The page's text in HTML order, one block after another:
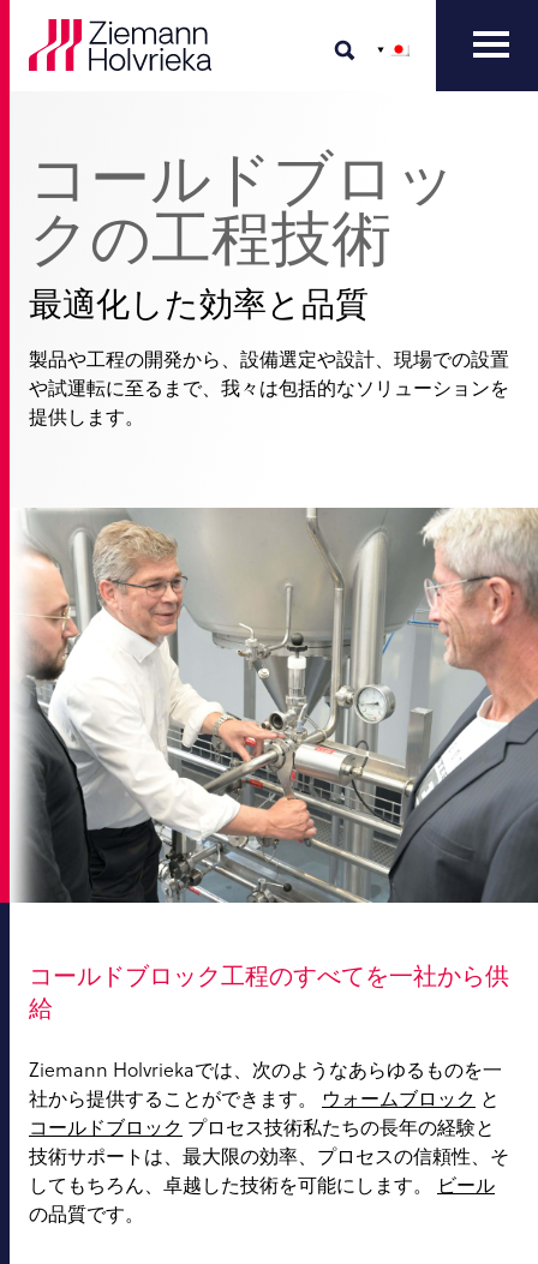
コールドブロッ
クの工程技術
最適化した効率と品質
製品や工程の開発から、設備選定や設計、現場での設置
や試運転に至るまで、我々は包括的なソリューションを
提供します。
コールドブロック工程のすべてを一社から供
給
Ziemann Holvriekaでは、次のようなあらゆるものを一
社から提供することができます。 ウォームブロック と
コールドブロック プロセス技術私たちの長年の経験と
技術サポートは、最大限の効率、プロセスの信頼性、そ
してもちろん、卓越した技術を可能にします。
ビール
の品質です。